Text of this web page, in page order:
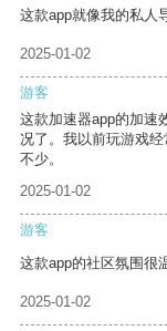
这款app就像我的私人
2025-01-02
游客
这款加速器app的加速
况了。我以前玩游戏
不少。
2025-01-02
游客
这款app的社区氛围很
2025-01-02